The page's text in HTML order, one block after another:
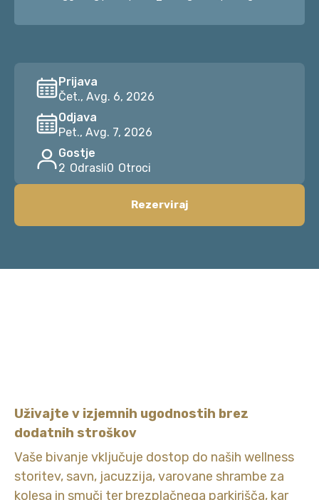
Prijava
Čet., Avg. 6, 2026
Odjava
Pet., Avg. 7, 2026
Gostje
2 Odrasli0 Otroci
Rezerviraj
Uživajte v izjemnih ugodnostih brez
dodatnih stroškov
Vaše bivanje vključuje dostop do naših wellness
storitev, savn, jacuzzija, varovane shrambe za
kolesa in smuči ter brezplačnega parkirišča, kar
Okusni
zajtrki